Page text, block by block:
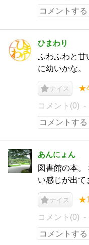
ひまわり
ふわふわと甘
に幼いかな。
ナイス
コメント(0)
あんにょん
図書館の本。
い感じが出て
ナイス
コメント(0)